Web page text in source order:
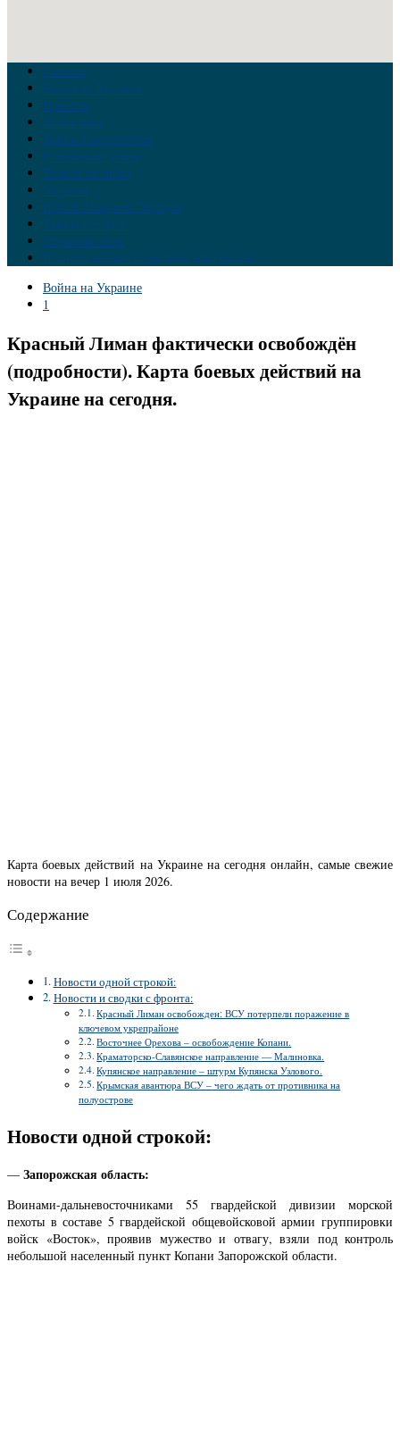
Главная
Война на Украине
Новости
Аналитика
Тайны Геополитики
Российские элиты
Теория заговора
Украина
Новый Мировой Порядок
Тайны истории
Обратная связь
Правила комментирования материалов
Война на Украине
1
Красный Лиман фактически освобождён
(подробности). Карта боевых действий на
Украине на сегодня.
Карта боевых действий на Украине на сегодня онлайн, самые свежие
новости на вечер 1 июля 2026.
Содержание
Новости одной строкой:
Новости и сводки с фронта:
Красный Лиман освобожден: ВСУ потерпели поражение в
ключевом укрепрайоне
Восточнее Орехова – освобождение Копани.
Краматорско-Славянское направление — Малиновка.
Купянское направление – штурм Купянска Узлового.
Крымская авантюра ВСУ – чего ждать от противника на
полуострове
Новости одной строкой:
— Запорожская область:
Воинами-дальневосточниками 55 гвардейской дивизии морской
пехоты в составе 5 гвардейской общевойсковой армии группировки
войск «Восток», проявив мужество и отвагу, взяли под контроль
небольшой населенный пункт Копани Запорожской области.